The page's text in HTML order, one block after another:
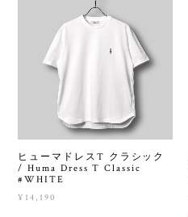
ヒューマドレスT クラシック
/ Huma Dress T Classic
#WHITE
¥14,190